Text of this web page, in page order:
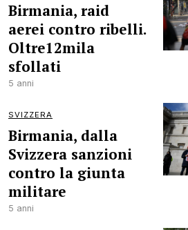
Birmania, raid
aerei contro ribelli.
Oltre12mila
sfollati
5 anni
SVIZZERA
Birmania, dalla
Svizzera sanzioni
contro la giunta
militare
5 anni